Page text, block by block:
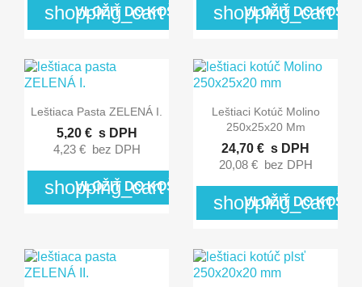
shopping_cart
VLOŽIŤ DO KOŠÍKA shopping_cart
VLOŽIŤ DO
 Rýchly náhľad
Leštiaca Pasta ZELENÁ I.
5,20 € s DPH
4,23 € bez DPH
shopping_cart
VLOŽIŤ DO KOŠÍKA
 Rýchly náhľad
Leštiaci Kotúč Molino
250x25x20 Mm
24,70 € s DPH
20,08 € bez DPH
shopping_cart
VLOŽIŤ DO